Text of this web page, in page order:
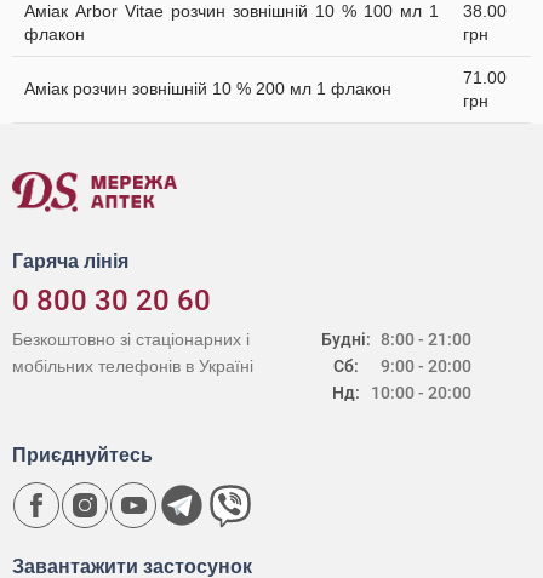
Аміак Arbor Vitae розчин зовнішній 10 % 100 мл 1
флакон
38.00
грн
Аміак розчин зовнішній 10 % 200 мл 1 флакон
71.00
грн
Гаряча лінія
0 800 30 20 60
Будні:
Сб:
Нд:
8:00 - 21:00
9:00 - 20:00
10:00 - 20:00
Безкоштовно зі стаціонарних і
мобільних телефонів в Україні
Завантажити застосунок
Приєднуйтесь